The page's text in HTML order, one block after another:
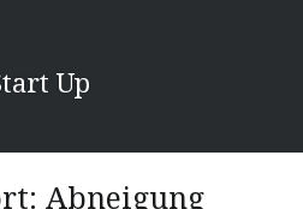
Up
Abneigung